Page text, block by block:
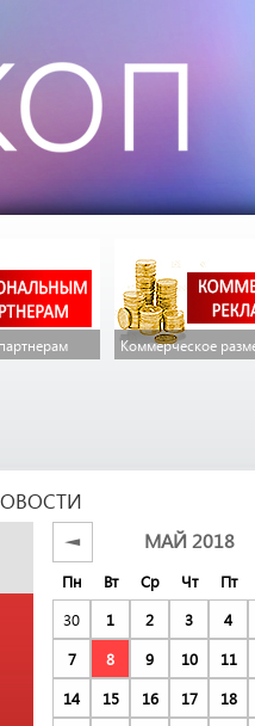
Коммерческое
◄ МАЙ 2018
Пн Вт Ср Чт Пт
30
1 2 3 4
7
8 9 10 11
14
15 16 17 18